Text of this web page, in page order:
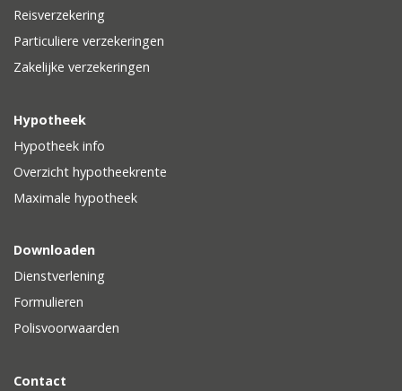
Reisverzekering
Particuliere verzekeringen
Zakelijke verzekeringen
Hypotheek
Hypotheek info
Overzicht hypotheekrente
Maximale hypotheek
Downloaden
Dienstverlening
Formulieren
Polisvoorwaarden
Contact